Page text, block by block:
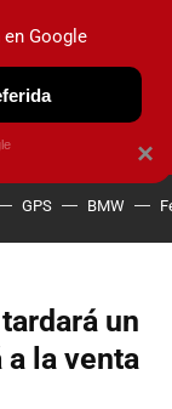
GPS BMW
un
a la venta
×
Google